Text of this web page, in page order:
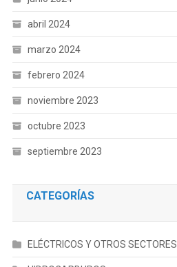
abril 2024
marzo 2024
febrero 2024
noviembre 2023
octubre 2023
septiembre 2023
CATEGORÍAS
ELÉCTRICOS Y OTROS SECTORES